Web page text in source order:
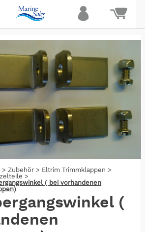
>Zubehör > Eltrim Trimmklappen >
>
( bei vorhandenen
(